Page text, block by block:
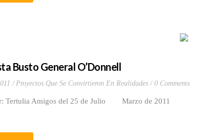
Busto General O’Donnell
Proyectos Que Se Convirtieron En Realidades 0 Comments
Amigos del 25 de Julio Marzo de 2011